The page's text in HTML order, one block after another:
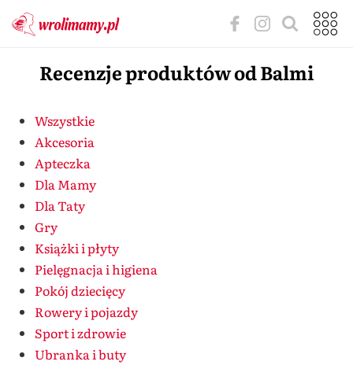
Recenzje produktów od Balmi
Wszystkie
Akcesoria
Apteczka
Dla Mamy
Dla Taty
Gry
Książki i płyty
Pielęgnacja i higiena
Pokój dziecięcy
Rowery i pojazdy
Sport i zdrowie
Ubranka i buty